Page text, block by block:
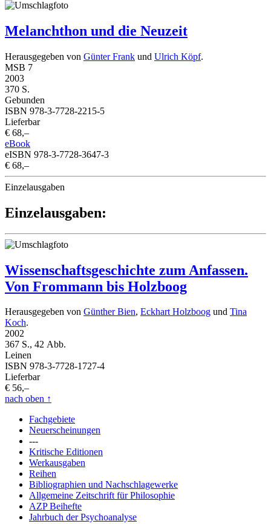
Melanchthon und die Neuzeit
Herausgegeben von Günter Frank und Ulrich Köpf.
MSB 7
2003
370 S.
Gebunden
ISBN 978-3-7728-2215-5
Lieferbar
€ 68,–
eBook
eISBN 978-3-7728-3647-3
€ 68,–
Einzelausgaben
Einzelausgaben:
Wissenschaftsgeschichte zum Anfassen.
Von Frommann bis Holzboog
Herausgegeben von Günther Bien, Eckhart Holzboog und Tina
Koch.
2002
367 S., 42 Abb.
Leinen
ISBN 978-3-7728-1727-4
Lieferbar
€ 56,–
nach oben ↑
Fachgebiete
Neuerscheinungen
---
Kritische Editionen
Werkausgaben
Reihen
Bibliographien und Nachschlagewerke
Allgemeine Zeitschrift für Philosophie
AZP Beihefte
Jahrbuch der Psychoanalyse